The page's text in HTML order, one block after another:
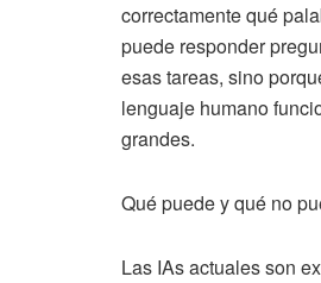
correctamente qué
puede responder
esas tareas, sino
lenguaje humano
grandes.
Qué puede y qué no
Las IAs actuales son